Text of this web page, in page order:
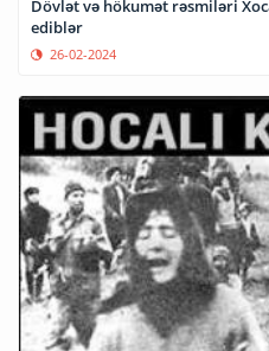
Dövlət və hökumət rəsmiləri
ediblər
26-02-2024